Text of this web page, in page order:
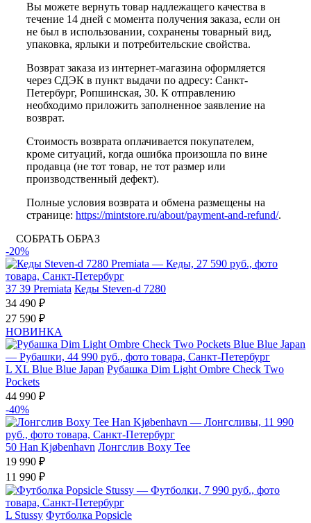
Вы можете вернуть товар надлежащего качества в
течение 14 дней с момента получения заказа, если он
не был в использовании, сохранены товарный вид,
упаковка, ярлыки и потребительские свойства.
Возврат заказа из интернет-магазина оформляется
через СДЭК в пункт выдачи по адресу: Санкт-
Петербург, Ропшинская, 30. К отправлению
необходимо приложить заполненное заявление на
возврат.
Стоимость возврата оплачивается покупателем,
кроме ситуаций, когда ошибка произошла по вине
продавца (не тот товар, не тот размер или
производственный дефект).
Полные условия возврата и обмена размещены на
странице: https://mintstore.ru/about/payment-and-refund/.
СОБРАТЬ ОБРАЗ
-20%
37 39 Premiata Кеды Steven-d 7280
34 490 ₽
27 590 ₽
НОВИНКА
L XL Blue Blue Japan Рубашка Dim Light Ombre Check Two
Pockets
44 990 ₽
-40%
50 Han Kjøbenhavn Лонгслив Boxy Tee
19 990 ₽
11 990 ₽
L Stussy Футболка Popsicle